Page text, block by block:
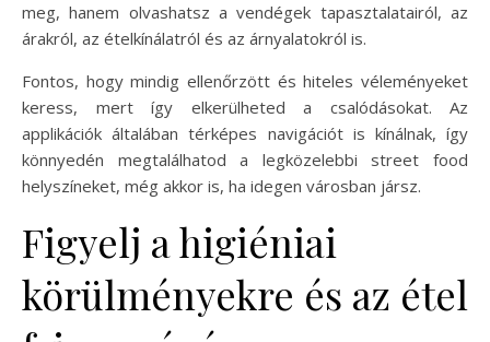
meg, hanem olvashatsz a vendégek tapasztalatairól, az
árakról, az ételkínálatról és az árnyalatokról is.
Fontos, hogy mindig ellenőrzött és hiteles véleményeket
keress, mert így elkerülheted a csalódásokat. Az
applikációk általában térképes navigációt is kínálnak, így
könnyedén megtalálhatod a legközelebbi street food
helyszíneket, még akkor is, ha idegen városban jársz.
Figyelj a higiéniai
körülményekre és az étel